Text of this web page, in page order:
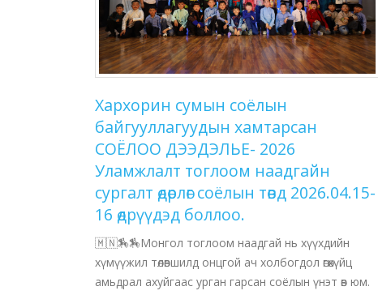
Хархорин сумын соёлын
байгууллагуудын хамтарсан
СОЁЛОО ДЭЭДЭЛЬЕ- 2026
Уламжлалт тоглоом наадгайн
сургалт өдөрлөг соёлын төвд 2026.04.15-
16 өдрүүдэд боллоо.
🇲🇳🏇🏇Монгол тоглоом наадгай нь хүүхдийн
хүмүүжил төлөвшилд онцгой ач холбогдол өгөхүйц
амьдрал ахуйгаас урган гарсан соёлын үнэт өв юм.